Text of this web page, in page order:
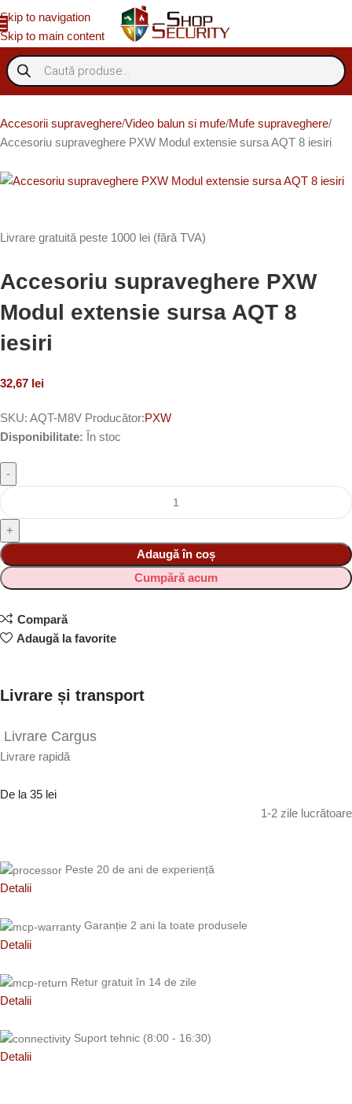
Skip to navigation
Skip to main content
Accesorii supraveghere Video balun si mufe Mufe supraveghere
Accesoriu supraveghere PXW Modul extensie sursa AQT 8 iesiri
Livrare gratuită peste 1000 lei (fără TVA)
Accesoriu supraveghere PXW
Modul extensie sursa AQT 8
iesiri
32,67 lei
SKU: AQT-M8V Producător:PXW
Disponibilitate: În stoc
Adaugă în coș
Cumpără acum
Compară
Adaugă la favorite
Livrare și transport
Livrare Cargus
Livrare rapidă
De la 35 lei
1-2 zile lucrătoare
Peste 20 de ani de experiență
Detalii
Garanție 2 ani la toate produsele
Detalii
Retur gratuit în 14 de zile
Detalii
Suport tehnic (8:00 - 16:30)
Detalii